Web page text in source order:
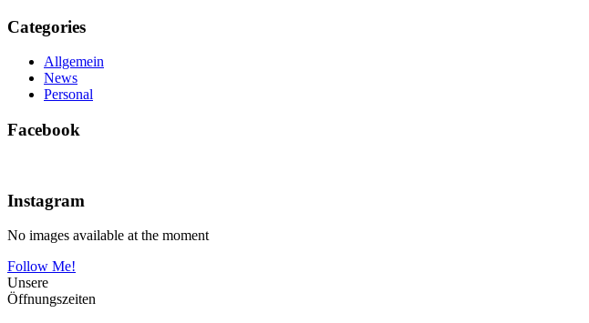
Categories
Allgemein
News
Personal
Facebook
Instagram
No images available at the moment
Follow Me!
Unsere
Öffnungs­zeiten